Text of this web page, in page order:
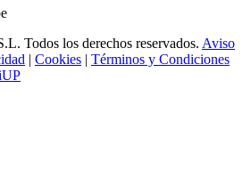
Todos los derechos reservados. Aviso
| Cookies | Términos y Condiciones